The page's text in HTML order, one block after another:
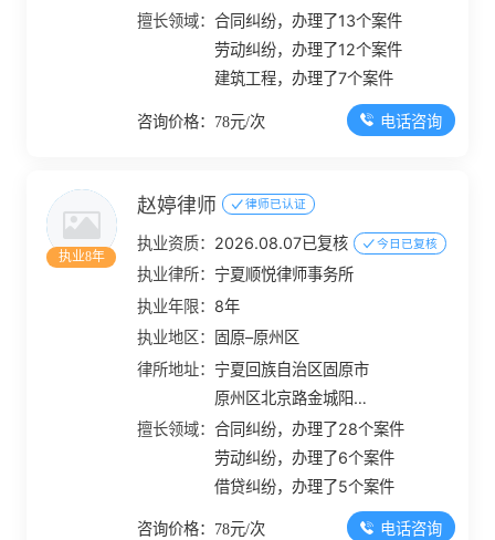
擅长领域：合同纠纷，办理了13个案件
劳动纠纷，办理了12个案件
建筑工程，办理了7个案件
咨询价格：78元/次 电话咨询
执业8年
赵婷律师 律师已认证
执业资质： 2026.08.07已复核 今日已复核
执业律所： 宁夏顺悦律师事务所
执业年限： 8年
执业地区：
固原–原州区
律所地址： 宁夏回族自治区固原市
原州区北京路金城阳光
佳苑1幢101-201室
擅长领域：合同纠纷，办理了28个案件
劳动纠纷，办理了6个案件
借贷纠纷，办理了5个案件
咨询价格：78元/次 电话咨询